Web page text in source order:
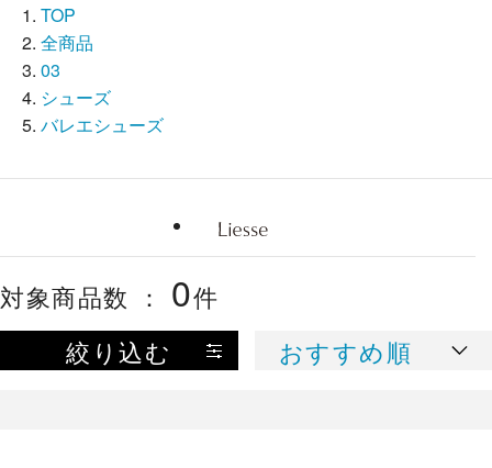
TOP
全商品
03
シューズ
バレエシューズ
絞り込む おすすめ順
対象商品数 ： 0件